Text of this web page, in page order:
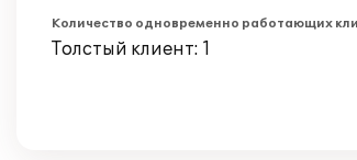
Количество одновременно работающих
Толстый клиент: 1